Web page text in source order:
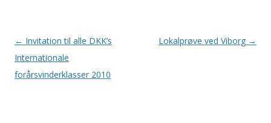
Indlægsnavigation
← Invitation til alle DKK’s
Internationale
forårsvinderklasser 2010
Lokalprøve ved Viborg →